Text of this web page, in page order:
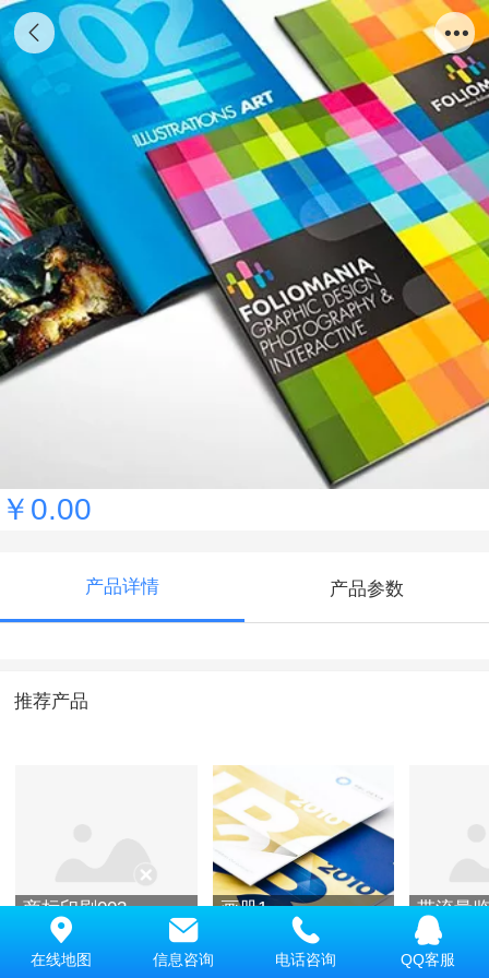
彩页,单张,宣传单,宣传折页,海报
￥0.00
产品详情 产品参数
推荐产品
商标印刷003 画册1
带流量
氧化氯
在线地图 信息咨询 电话咨询 QQ客服